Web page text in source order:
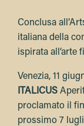
Conclusa
italiana della
ispirata all’arte
Venezia, 11
ITALICUS
proclamato il
prossimo 7